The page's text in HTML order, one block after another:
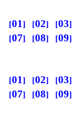
01 02 03
07
08 09
01 02 03
07
08 09